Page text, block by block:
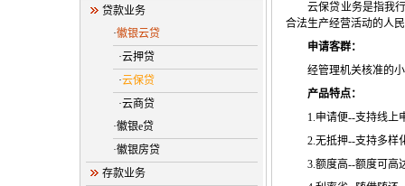
贷款业务
·徽银云贷
·云押贷
·云保贷
·云商贷
·徽银e贷
·徽银房贷
存款业务
云保贷业务是指我
合法生产经营活动的人
申请客群：
经管理机关核准的
产品特点：
1.申请便--支持线上
2.无抵押--支持多样
3.额度高--额度可高